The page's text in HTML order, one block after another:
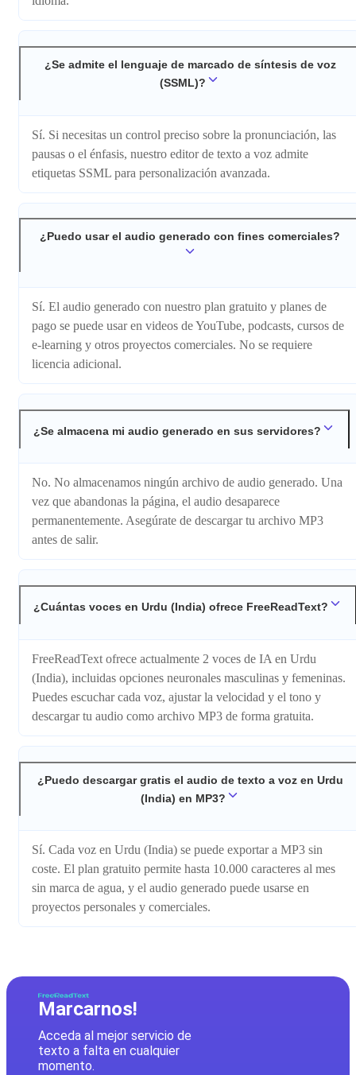
¿Se admite el lenguaje de marcado de síntesis de voz
(SSML)?
Sí. Si necesitas un control preciso sobre la pronunciación, las
pausas o el énfasis, nuestro editor de texto a voz admite
etiquetas SSML para personalización avanzada.
¿Puedo usar el audio generado con fines comerciales?
Sí. El audio generado con nuestro plan gratuito y planes de
pago se puede usar en videos de YouTube, podcasts, cursos de
e-learning y otros proyectos comerciales. No se requiere
licencia adicional.
¿Se almacena mi audio generado en sus servidores?
No. No almacenamos ningún archivo de audio generado. Una
vez que abandonas la página, el audio desaparece
permanentemente. Asegúrate de descargar tu archivo MP3
antes de salir.
¿Cuántas voces en Urdu (India) ofrece FreeReadText?
FreeReadText ofrece actualmente 2 voces de IA en Urdu
(India), incluidas opciones neuronales masculinas y femeninas.
Puedes escuchar cada voz, ajustar la velocidad y el tono y
descargar tu audio como archivo MP3 de forma gratuita.
¿Puedo descargar gratis el audio de texto a voz en Urdu
(India) en MP3?
Sí. Cada voz en Urdu (India) se puede exportar a MP3 sin
coste. El plan gratuito permite hasta 10.000 caracteres al mes
sin marca de agua, y el audio generado puede usarse en
proyectos personales y comerciales.
Marcarnos!
Acceda al mejor servicio de
texto a falta en cualquier
momento.